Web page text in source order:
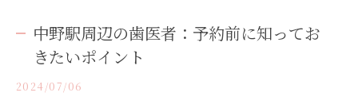
中野駅周辺の歯医者：予約前に知ってお
きたいポイント
2024/07/06